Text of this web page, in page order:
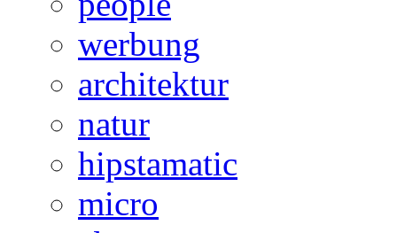
werbung
architektur
natur
hipstamatic
micro